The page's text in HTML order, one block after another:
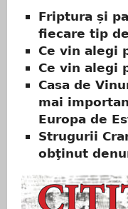
Friptura și
fiecare tip
Ce vin alegi
Ce vin alegi
Casa de
mai
Europa de
Strugurii
obţinut